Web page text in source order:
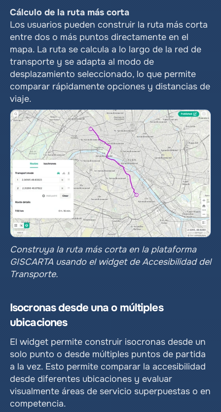
Cálculo de la ruta más corta
Los usuarios pueden construir la ruta más corta
entre dos o más puntos directamente en el
mapa. La ruta se calcula a lo largo de la red de
transporte y se adapta al modo de
desplazamiento seleccionado, lo que permite
comparar rápidamente opciones y distancias de
viaje.
Construya la ruta más corta en la plataforma
GISCARTA usando el widget de Accesibilidad del
Transporte.
Isocronas desde una o múltiples
ubicaciones
El widget permite construir isocronas desde un
solo punto o desde múltiples puntos de partida
a la vez. Esto permite comparar la accesibilidad
desde diferentes ubicaciones y evaluar
visualmente áreas de servicio superpuestas o en
competencia.